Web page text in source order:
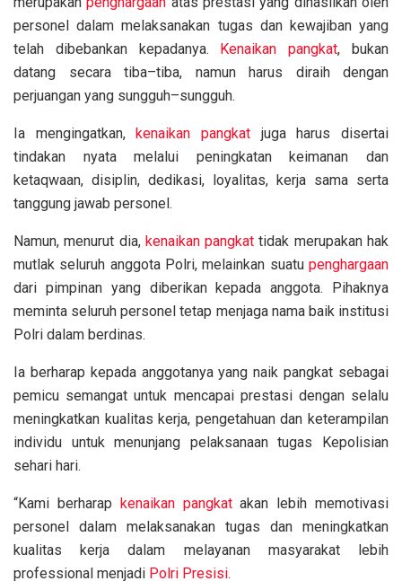
personel dalam melaksanakan tugas dan kewajiban yang
telah dibebankan kepadanya. Kenaikan pangkat, bukan
datang secara tiba–tiba, namun harus diraih dengan
perjuangan yang sungguh–sungguh.
Ia mengingatkan,kenaikan pangkat juga harus disertai
tindakan nyata melalui peningkatan keimanan dan
ketaqwaan, disiplin, dedikasi, loyalitas, kerja sama serta
tanggung jawab personel.
Namun, menurut dia, kenaikan pangkat tidak merupakan hak
mutlak seluruh anggota Polri, melainkan suatu penghargaan
dari pimpinan yang diberikan kepada anggota. Pihaknya
meminta seluruh personel tetap menjaga nama baik institusi
Polri dalam berdinas.
Ia berharap kepada anggotanya yang naik pangkat sebagai
pemicu semangat untuk mencapai prestasi dengan selalu
meningkatkan kualitas kerja, pengetahuan dan keterampilan
individu untuk menunjang pelaksanaan tugas Kepolisian
sehari hari.
“Kami berharap kenaikan pangkatakan lebih memotivasi
personel dalam melaksanakan tugas dan meningkatkan
kualitas kerja dalam melayanan masyarakat lebih
professional menjadi Polri Presisi.